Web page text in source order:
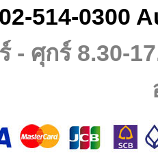
514-0300
- ศุกร์ 8.30-